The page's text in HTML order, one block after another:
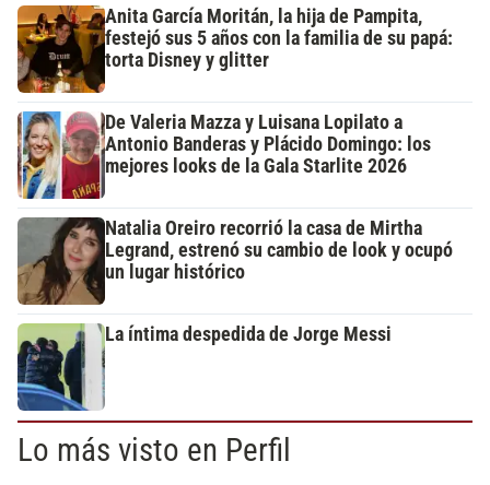
Anita García Moritán, la hija de Pampita,
festejó sus 5 años con la familia de su papá:
torta Disney y glitter
De Valeria Mazza y Luisana Lopilato a
Antonio Banderas y Plácido Domingo: los
mejores looks de la Gala Starlite 2026
Natalia Oreiro recorrió la casa de Mirtha
Legrand, estrenó su cambio de look y ocupó
un lugar histórico
La íntima despedida de Jorge Messi
Lo más visto en Perfil